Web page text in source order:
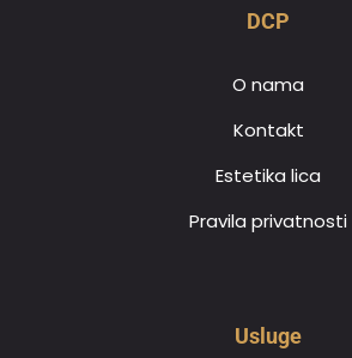
DCP
O nama
Kontakt
Estetika lica
Pravila privatnosti
Usluge